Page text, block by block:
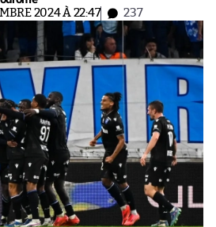
2024 À 22:47 237